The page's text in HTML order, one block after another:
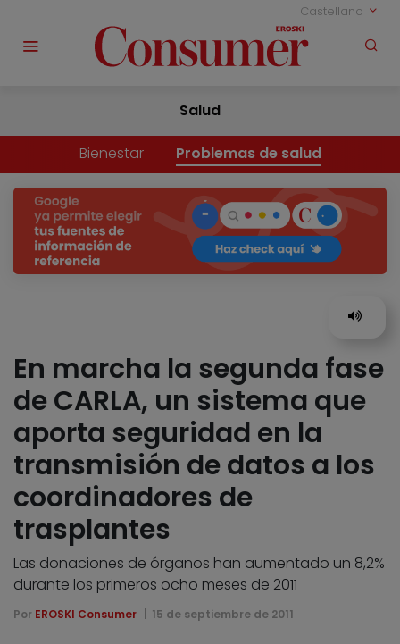
Castellano
Salud
Bienestar Problemas de salud
En marcha la segunda fase
de CARLA, un sistema que
aporta seguridad en la
transmisión de datos a los
coordinadores de
trasplantes
Las donaciones de órganos han aumentado un 8,2%
durante los primeros ocho meses de 2011
Por EROSKI Consumer 15 de septiembre de 2011